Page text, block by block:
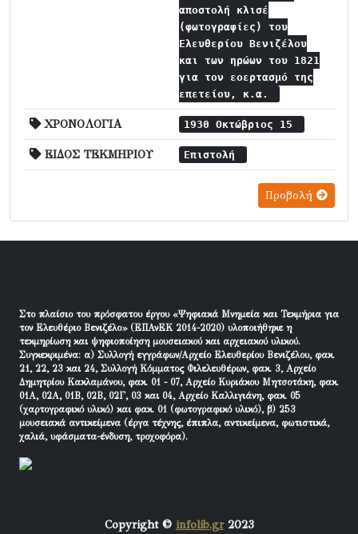
αποστολή κλισέ
(φωτογραφίες) του
Ελευθερίου Βενιζέλου
και των ηρώων του 1821
για τον εοερτασμό της
επετείου, κ.α.
ΧΡΟΝΟΛΟΓΙΑ 1930 Οκτώβριος 15
ΕΙΔΟΣ ΤΕΚΜΗΡΙΟΥ Επιστολή
Προβολή
Στο πλαίσιο του πρόσφατου έργου «Ψηφιακά Μνημεία και Τεκμήρια για
τον Ελευθέριο Βενιζέλο» (ΕΠΑνΕΚ 2014-2020) υλοποιήθηκε η
τεκμηρίωση και ψηφιοποίηση μουσειακού και αρχειακού υλικού.
Συγκεκριμένα: α) Συλλογή εγγράφων/Αρχείο Ελευθερίου Βενιζέλου, φακ.
21, 22, 23 και 24, Συλλογή Κόμματος Φιλελευθέρων, φακ. 3, Αρχείο
Δημητρίου Κακλαμάνου, φακ. 01 - 07, Αρχείο Κυριάκου Μητσοτάκη, φακ.
01Α, 02Α, 01Β, 02Β, 02Γ, 03 και 04, Αρχείο Καλλιγιάνη, φακ. 05
(χαρτογραφικό υλικό) και φακ. 01 (φωτογραφικό υλικό), β) 253
μουσειακά αντικείμενα (έργα τέχνης, έπιπλα, αντικείμενα, φωτιστικά,
χαλιά, υφάσματα-ένδυση, τροχοφόρα).
Copyright © infolib.gr2023